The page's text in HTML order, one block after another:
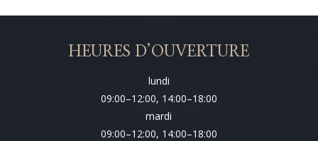
HEURES D’OUVERTURE
lundi
09:00–12:00, 14:00–18:00
mardi
09:00–12:00, 14:00–18:00